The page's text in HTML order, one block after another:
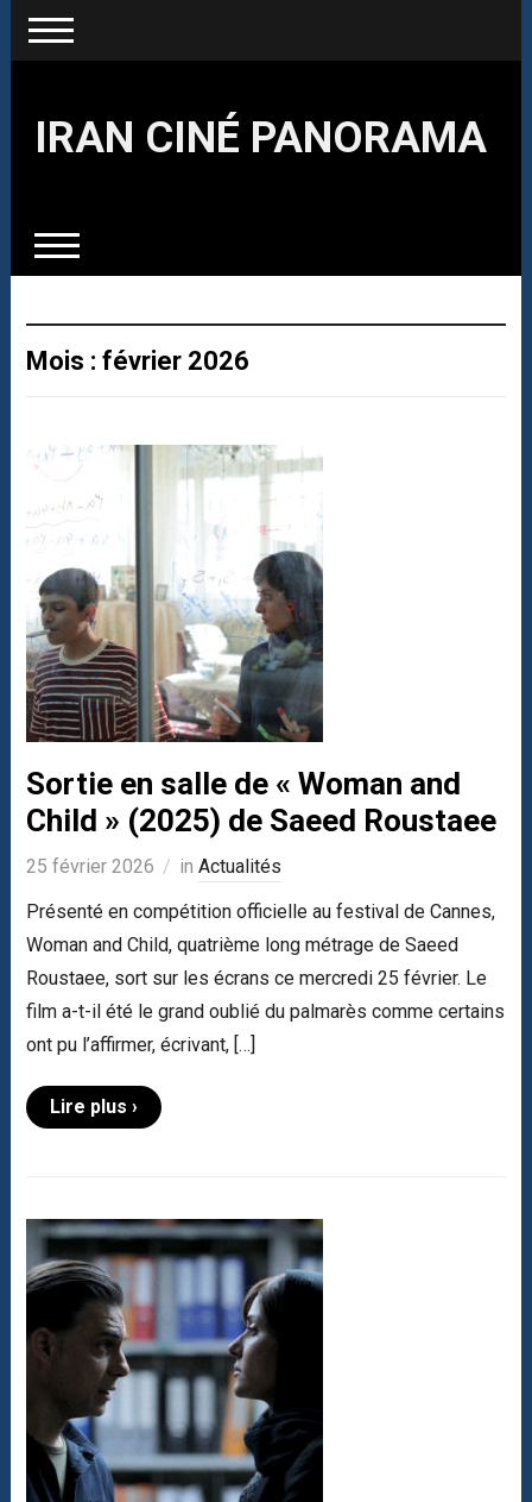
IRAN CINÉ PANORAMA
Mois : février 2026
Sortie en salle de « Woman and
Child » (2025) de Saeed Roustaee
25 février 2026 in Actualités
Présenté en compétition officielle au festival de Cannes,
Woman and Child, quatrième long métrage de Saeed
Roustaee, sort sur les écrans ce mercredi 25 février. Le
film a-t-il été le grand oublié du palmarès comme certains
ont pu l’affirmer, écrivant, […]
Lire plus ›